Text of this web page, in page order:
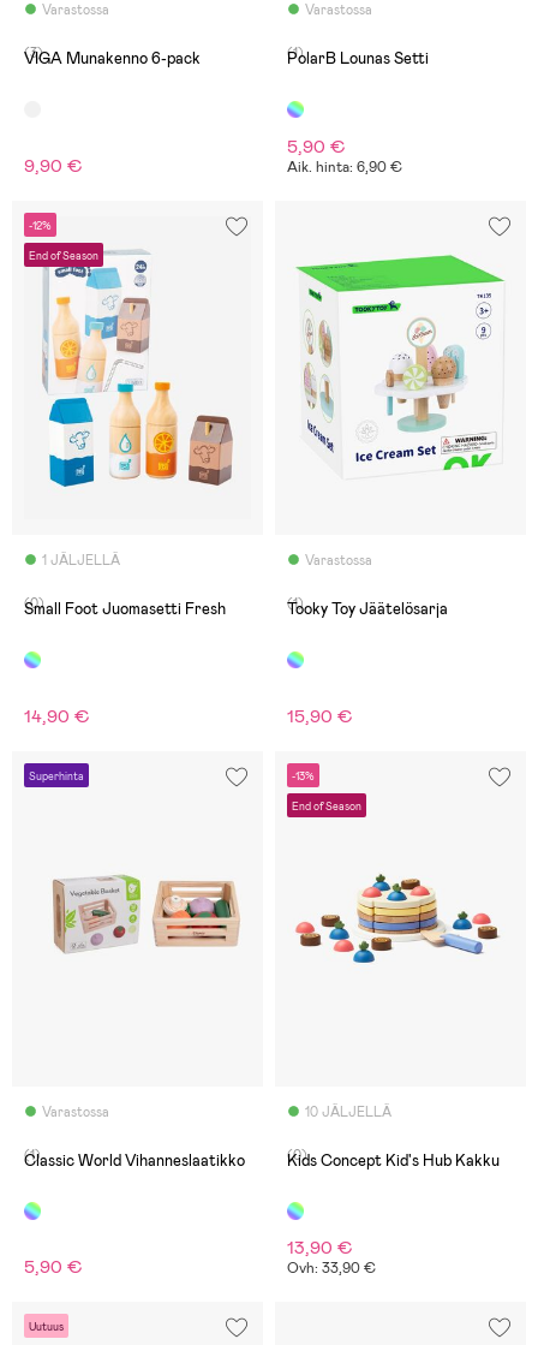
Varastossa
(3)
VIGA Munakenno 6-pack
9,90 €
Varastossa
(1)
PolarB Lounas Setti
5,90 €
Aik. hinta: 6,90 €
-12%
End of Season
1 JÄLJELLÄ
(0)
Small Foot Juomasetti Fresh
14,90 €
Varastossa
(1)
Tooky Toy Jäätelösarja
15,90 €
Superhinta
Varastossa
(1)
Classic World Vihanneslaatikko
5,90 €
-13%
End of Season
10 JÄLJELLÄ
(0)
Kids Concept Kid's Hub Kakku
13,90 €
Ovh: 33,90 €
Uutuus